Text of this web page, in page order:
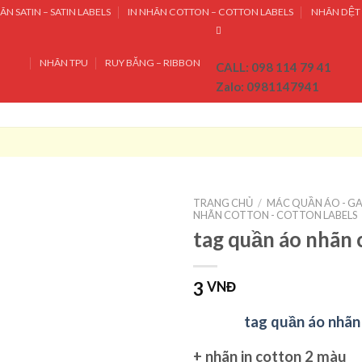
SATIN – SATIN LABELS IN NHÃN COTTON – COTTON LABELS NHÃN DỆT
NHÃN TPU RUY BĂNG – RIBBON
CALL: 098 114 79 41
Zalo: 0981147941
TRANG CHỦ / MÁC QUẦN ÁO -
NHÃN COTTON - COTTON LABELS
tag quần áo
3 VNĐ
tag quần áo
+ nhãn in cotton 2 màu